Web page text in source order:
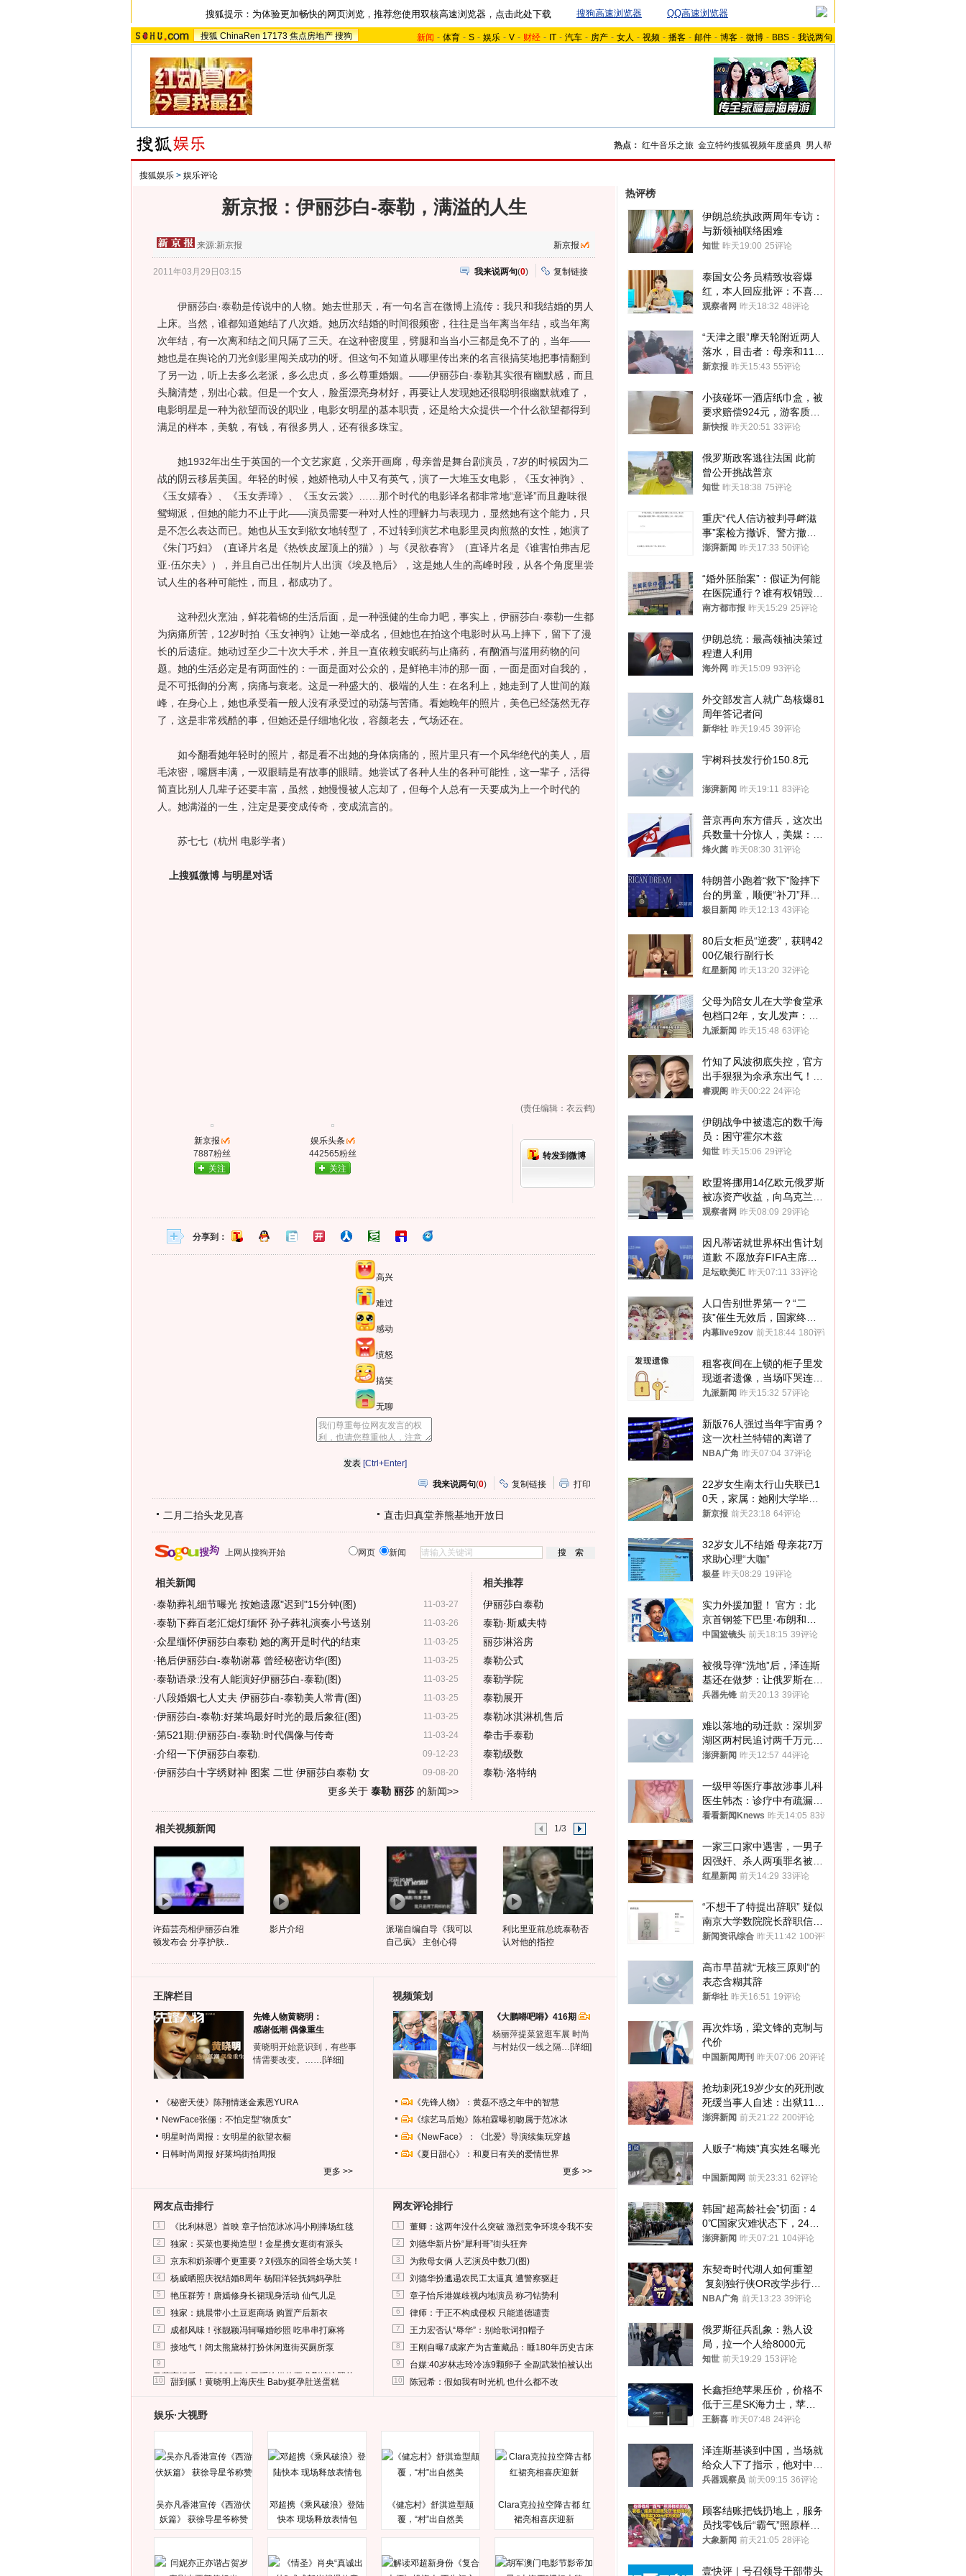
搜狐提示：为体验更加畅快的网页浏览，推荐您使用双核高速浏览器，点击此处下载 搜狗高速浏览器 QQ高速浏览器
搜狐 ChinaRen 17173 焦点房地产 搜狗 新闻 - 体育 - S - 娱乐 - V - 财经 - IT - 汽车 - 房产 - 女人 - 视频 - 播客 - 邮件 - 博客 - 微博 - BBS - 我说两句
热点： 红牛音乐之旅 金立特约搜狐视频年度盛典 男人帮
搜狐娱乐 > 娱乐评论
新京报：伊丽莎白-泰勒，满溢的人生
来源:新京报 新京报
2011年03月29日03:15 我来说两句(0) 复制链接
伊丽莎白·泰勒是传说中的人物。她去世那天，有一句名言在微博上流传：我只和我结婚的男人
上床。当然，谁都知道她结了八次婚。她历次结婚的时间很频密，往往是当年离当年结，或当年离
次年结，有一次离和结之间只隔了三天。在这种密度里，劈腿和当当小三都是免不了的，当年——
她也是在舆论的刀光剑影里闯关成功的呀。但这句不知道从哪里传出来的名言很搞笑地把事情翻到
了另一边，听上去多么老派，多么忠贞，多么尊重婚姻。——伊丽莎白·泰勒其实很有幽默感，而且
头脑清楚，别出心裁。但是一个女人，脸蛋漂亮身材好，再要让人发现她还很聪明很幽默就难了，
电影明星是一种为欲望而设的职业，电影女明星的基本职责，还是给大众提供一个什么欲望都得到
满足的样本，美貌，有钱，有很多男人，还有很多珠宝。
她1932年出生于英国的一个文艺家庭，父亲开画廊，母亲曾是舞台剧演员，7岁的时候因为二
战的阴云移居美国。年轻的时候，她娇艳动人中又有英气，演了一大堆玉女电影，《玉女神驹》、
《玉女嬉春》、《玉女弄璋》、《玉女云裳》……那个时代的电影译名都非常地“意译”而且趣味很
鸳蝴派，但她的能力不止于此——演员需要一种对人性的理解力与表现力，显然她有这个能力，只
是不怎么表达而已。她也从玉女到欲女地转型了，不过转到演艺术电影里灵肉煎熬的女性，她演了
《朱门巧妇》（直译片名是《热铁皮屋顶上的猫》）与《灵欲春宵》（直译片名是《谁害怕弗吉尼
亚·伍尔夫》），并且自己出任制片人出演《埃及艳后》，这是她人生的高峰时段，从各个角度里尝
试人生的各种可能性，而且，都成功了。
这种烈火烹油，鲜花着锦的生活后面，是一种强健的生命力吧，事实上，伊丽莎白·泰勒一生都
为病痛所苦，12岁时拍《玉女神驹》让她一举成名，但她也在拍这个电影时从马上摔下，留下了漫
长的后遗症。她动过至少二十次大手术，并且一直依赖安眠药与止痛药，有酗酒与滥用药物的问
题。她的生活必定是有两面性的：一面是面对公众的，是鲜艳丰沛的那一面，一面是面对自我的，
是不可抵御的分离，病痛与衰老。这是一种盛大的、极端的人生：在名利上，她走到了人世间的巅
峰，在身心上，她也承受着一般人没有承受过的动荡与苦痛。看她晚年的照片，美色已经荡然无存
了，这是非常残酷的事，但她还是仔细地化妆，容颜老去，气场还在。
如今翻看她年轻时的照片，都是看不出她的身体病痛的，照片里只有一个风华绝代的美人，眉
毛浓密，嘴唇丰满，一双眼睛是有故事的眼睛。她尝试了各种人生的各种可能性，这一辈子，活得
简直比别人几辈子还要丰富，虽然，她慢慢被人忘却了，但每个人总有一天要成为上一个时代的
人。她满溢的一生，注定是要变成传奇，变成流言的。
苏七七（杭州 电影学者）
上搜狐微博 与明星对话
(责任编辑：衣云鹤)
新京报
7887粉丝
关注
娱乐头条
442565粉丝
关注
转发到微博
分享到：
高兴
难过
感动
愤怒
搞笑
无聊
[Ctrl+Enter]
我来说两句(0) 复制链接 打印
二月二抬头龙见喜 直击归真堂养熊基地开放日
上网从搜狗开始 网页 新闻
相关新闻
11-03-27
·泰勒葬礼细节曝光 按她遗愿"迟到"15分钟(图)
11-03-26
·泰勒下葬百老汇熄灯缅怀 孙子葬礼演奏小号送别
11-03-25
·众星缅怀伊丽莎白泰勒 她的离开是时代的结束
11-03-25
·艳后伊丽莎白-泰勒谢幕 曾经秘密访华(图)
11-03-25
·泰勒语录:没有人能演好伊丽莎白-泰勒(图)
11-03-25
· 八段婚姻七人丈夫 伊丽莎白-泰勒美人常青(图)
11-03-25
·伊丽莎白-泰勒:好莱坞最好时光的最后象征(图)
11-03-24
·第521期:伊丽莎白-泰勒:时代偶像与传奇
09-12-23
·介绍一下伊丽莎白泰勒.
09-08-20
·伊丽莎白十字绣财神 图案 二世 伊丽莎白泰勒 女
更多关于 泰勒 丽莎的新闻>>
相关推荐
伊丽莎白泰勒
泰勒·斯威夫特
丽莎淋浴房
泰勒公式
泰勒学院
泰勒展开
泰勒冰淇淋机售后
拳击手泰勒
泰勒级数
泰勒·洛特纳
相关视频新闻 1/3
许茹芸亮相伊丽莎白雅
顿发布会 分享护肤..
影片介绍
派瑞自编自导《我可以
自己疯》 主创心得
利比里亚前总统泰勒否
认对他的指控
王牌栏目
先锋人物黄晓明：
感谢低潮 偶像重生
黄晓明开始意识到，有些事
情需要改变。…… [详细]
《秘密天使》陈翔情迷金素恩YURA
NewFace张俪：不怕定型“物质女”
明星时尚周报：女明星的欲望衣橱
日韩时尚周报 好莱坞街拍周报
更多 >>
视频策划
《大鹏嘚吧嘚》416期
杨丽萍提菜篮逛车展 时尚
与村姑仅一线之隔… [详细]
《先锋人物》：黄磊不惑之年中的智慧
《综艺马后炮》陈柏霖曝初吻属于范冰冰
《NewFace》：《北爱》导演续集玩穿越
《夏日甜心》：和夏日有关的爱情世界
更多 >>
网友点击排行
1 《比利林恩》首映 章子怡范冰冰冯小刚捧场红毯
2 独家：买菜也要拗造型！金星携女逛街有派头
3 京东和奶茶哪个更重要？刘强东的回答全场大笑！
4 杨威晒照庆祝结婚8周年 杨阳洋轻抚妈妈孕肚
5 艳压群芳！唐嫣修身长裙现身活动 仙气儿足
6 独家：姚晨带小土豆逛商场 购置产后新衣
7 成都风味！张靓颖冯轲曝婚纱照 吃串串打麻将
8 接地气！阔太熊黛林打扮休闲逛街买厕所泵
9
马蓉离婚后，砸1000万人民币给媒体要求删掉这照片
10 甜到腻！黄晓明上海庆生 Baby挺孕肚送蛋糕
网友评论排行
1 董卿：这两年没什么突破 激烈竞争环境令我不安
2 刘德华新片扮“犀利哥”街头狂奔
3 为救母女俩 人艺演员中数刀(图)
4 刘德华扮邋遢农民工太逼真 遭警察驱赶
5 章子怡斥港媒歧视内地演员 称刁钻势利
6 律师：于正不构成侵权 只能道德谴责
7 王力宏否认“辱华”：别给歌词扣帽子
8 王刚自曝7成家产为古董藏品：睡180年历史古床
9 台媒:40岁林志玲冷冻9颗卵子 全副武装怕被认出
10 陈冠希：假如我有时光机 也什么都不改
娱乐·大视野
吴亦凡香港宣传《西游伏
妖篇》 获徐导星爷称赞
邓超携《乘风破浪》登陆
快本 现场释放表情包
《健忘村》舒淇造型颠
覆，“村”出自然美
Clara克拉拉空降古都 红
裙亮相喜庆迎新
热评榜
伊朗总统执政两周年专访：
与新领袖联络困难
知世 昨天19:00 25评论
泰国女公务员精致妆容爆
红，本人回应批评：不喜欢
就别看
观察者网 昨天18:32 48评论
“天津之眼”摩天轮附近两人
落水，目击者：母亲和11岁
儿子先后被打捞上岸
新京报 昨天15:43 55评论
小孩碰坏一酒店纸巾盒，被
要求赔偿924元，游客质疑
酒店房客物品超高标价，市
新快报 昨天20:51 33评论
俄罗斯政客逃往法国 此前
曾公开挑战普京
知世 昨天18:38 75评论
重庆“代人信访被判寻衅滋
事”案检方撤诉、警方撤
案，两被告人获国赔
澎湃新闻 昨天17:33 50评论
“婚外胚胎案”：假证为何能
在医院通行？谁有权销毁胚
胎？
南方都市报 昨天15:29 25评论
伊朗总统：最高领袖决策过
程遭人利用
海外网 昨天15:09 93评论
外交部发言人就广岛核爆81
周年答记者问
新华社 昨天19:45 39评论
宇树科技发行价150.8元
澎湃新闻 昨天19:11 83评论
普京再向东方借兵，这次出
兵数量十分惊人，美媒：俄
朝要动真格？
烽火菌 昨天08:30 31评论
特朗普小跑着“救下”险摔下
台的男童，顺便“补刀”拜
登：“我可不想他像拜登一
极目新闻 昨天12:13 43评论
80后女柜员“逆袭”，获聘42
00亿银行副行长
红星新闻 昨天13:20 32评论
父母为陪女儿在大学食堂承
包档口2年，女儿发声：初
衷是为了陪伴，毕业后将不
九派新闻 昨天15:48 63评论
竹知了风波彻底失控，官方
出手狠狠为余承东出气！雷
军果然没说错
睿观阁 昨天00:22 24评论
伊朗战争中被遗忘的数千海
员：困守霍尔木兹
知世 昨天15:06 29评论
欧盟将挪用14亿欧元俄罗斯
被冻资产收益，向乌克兰提
供援助
观察者网 昨天08:09 29评论
因凡蒂诺就世界杯出售计划
道歉 不愿放弃FIFA主席职
位
足坛欧美汇 昨天07:11 33评论
人口告别世界第一？“二
孩”催生无效后，国家终于
向住房出手了！
内幕live9zov 前天18:44 180评论
租客夜间在上锁的柜子里发
现逝者遗像，当场吓哭连夜
搬离，房东退还押金
九派新闻 昨天15:32 57评论
新版76人强过当年宇宙勇？
这一次杜兰特错的离谱了
NBA广角 昨天07:04 37评论
22岁女生南太行山失联已1
0天，家属：她刚大学毕业
想到山里旅行
新京报 前天23:18 64评论
32岁女儿不结婚 母亲花7万
求助心理“大咖”
极昼 昨天08:29 19评论
实力外援加盟！ 官方：北
京首钢签下巴里·布朗和桑
普森
中国篮镜头 前天18:15 39评论
被俄导弹“洗地”后，泽连斯
基还在做梦：让俄罗斯在冬
季前求和？
兵器先锋 前天20:13 39评论
难以落地的动迁款：深圳罗
湖区两村民追讨两千万元动
迁款八年未果
澎湃新闻 昨天12:57 44评论
一级甲等医疗事故涉事儿科
医生韩杰：诊疗中有疏漏，
我认错，但不能认罪
看看新闻Knews 昨天14:05 83评论
一家三口家中遇害，一男子
因强奸、杀人两项罪名被判
死缓 最高检介入后改判无
红星新闻 前天14:29 33评论
“不想干了特提出辞职” 疑似
南京大学数院院长辞职信流
传 院方回应
新闻资讯综合 昨天11:42 100评论
高市早苗就“无核三原则”的
表态含糊其辞
新华社 昨天16:51 19评论
再次炸场，梁文锋的克制与
代价
中国新闻周刊 昨天07:06 20评论
抢劫刺死19岁少女的死刑改
死缓当事人自述：出狱11年
间始终刻意躲避被害人家属
澎湃新闻 前天21:22 200评论
人贩子“梅姨”真实姓名曝光
中国新闻网 前天23:31 62评论
韩国“超高龄社会”切面：4
0℃国家灾难状态下，2400
名首尔老人还在巷子里收废
澎湃新闻 昨天07:21 104评论
东契奇时代湖人如何重塑
复刻独行侠OR改学步行
者？
NBA广角 前天13:23 39评论
俄罗斯征兵乱象：熟人设
局，拉一个人给8000元
知世 前天19:29 153评论
长鑫拒绝苹果压价，价格不
低于三星SK海力士，苹果
失去了议价权
王新喜 昨天07:48 24评论
泽连斯基谈到中国，当场就
给众人下了指示，他对中国
和中乌关系，显然又有了新
兵器观察员 前天09:15 36评论
顾客结账把钱扔地上，服务
员找零钱后“霸气”照原样扔
回去
大象新闻 前天21:05 28评论
壹快评｜号召领导干部带头